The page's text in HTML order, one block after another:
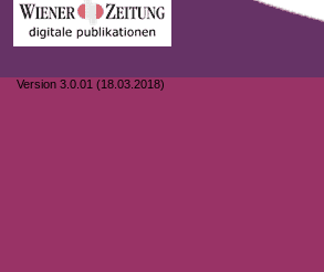
Version 3.0.01 (18.03.2018)